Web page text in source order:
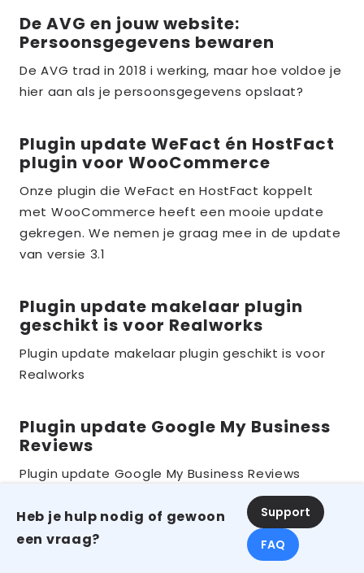
Heb je hulp nodig of gewoon
een vraag?
Support
FAQ
Lees
meer
over
the_title;
De AVG en jouw website:
Persoonsgegevens bewaren
De AVG trad in 2018 i werking, maar hoe voldoe je
hier aan als je persoonsgegevens opslaat?
Lees
meer
over
the_title;
Plugin update WeFact én HostFact
plugin voor WooCommerce
Onze plugin die WeFact en HostFact koppelt
met WooCommerce heeft een mooie update
gekregen. We nemen je graag mee in de update
van versie 3.1
Lees
meer
over
the_title;
Plugin update makelaar plugin
geschikt is voor Realworks
Plugin update makelaar plugin geschikt is voor
Realworks
Lees
meer
over
Plugin update Google My Business
Reviews
Plugin update Google My Business Reviews
Lees
meer
Verkopersbeoordelingen, goed
voor je SEO!